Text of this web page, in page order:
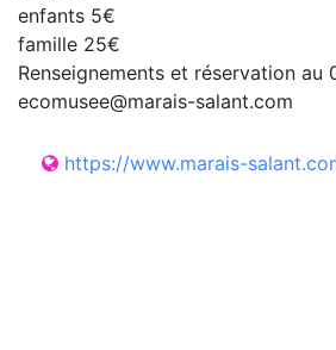
enfants 5€
famille 25€
Renseignements et réservation au
ecomusee@marais-salant.com
https://www.marais-